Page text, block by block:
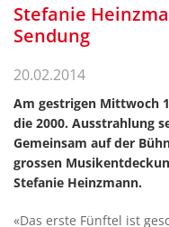
Stefanie
Sendung
20.02.2014
Am gestrigen Mittwoch
die 2000. Ausstrahlung
Gemeinsam auf der
grossen
Stefanie Heinzmann.
«Das erste Fünftel ist